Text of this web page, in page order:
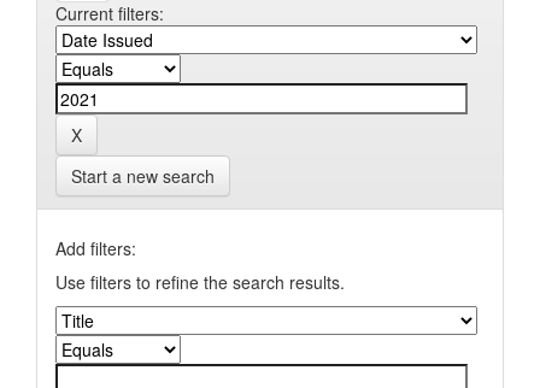
Current filters:
Start a new search
Add filters:
Use filters to refine the search results.